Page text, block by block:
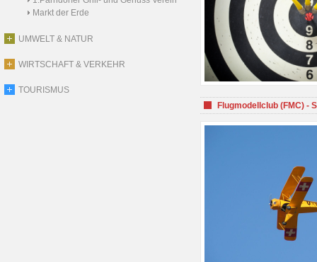
Markt der Erde
UMWELT & NATUR
WIRTSCHAFT & VERKEHR
TOURISMUS
Flugmodellclub (FMC) -